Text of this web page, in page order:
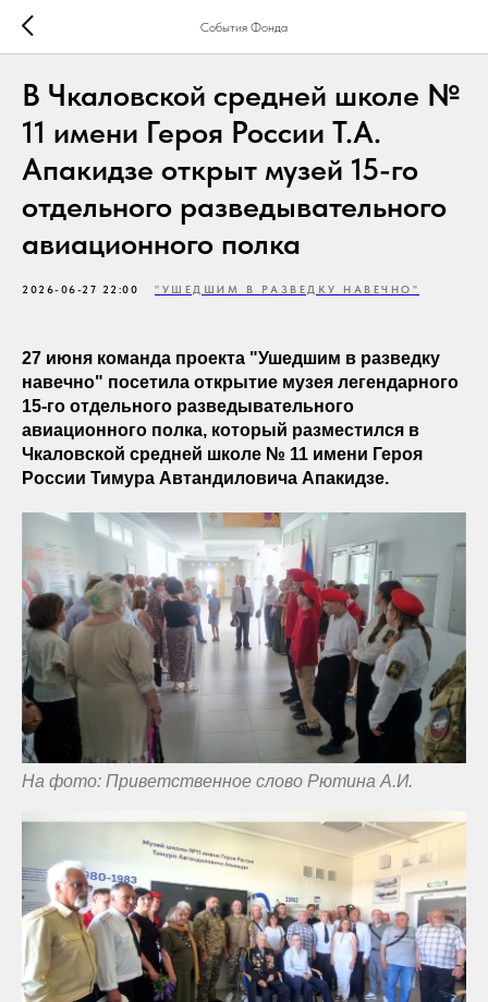
События Фонда
В Чкаловской средней школе №
11 имени Героя России Т.А.
Апакидзе открыт музей 15-го
отдельного разведывательного
авиационного полка
2026-06-27 22:00 "УШЕДШИМ В РАЗВЕДКУ НАВЕЧНО"
27 июня команда проекта "Ушедшим в разведку
навечно" посетила открытие музея легендарного
15-го отдельного разведывательного
авиационного полка, который разместился в
Чкаловской средней школе № 11 имени Героя
России Тимура Автандиловича Апакидзе.
На фото: Приветственное слово Рютина А.И.